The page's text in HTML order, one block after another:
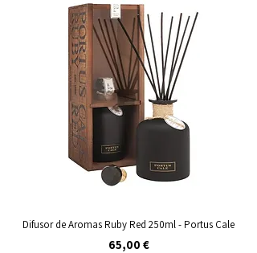
Difusor de Aromas Ruby Red 250ml - Portus Cale
Preço
65,00 €